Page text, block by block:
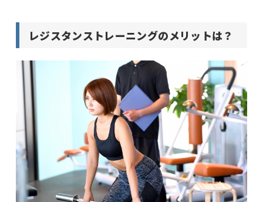
レジスタンストレーニングのメリットは？